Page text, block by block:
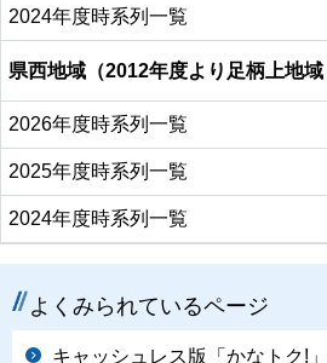
2024年度時系列一覧
県西地域（2012年度より足柄上地域
2026年度時系列一覧
2025年度時系列一覧
2024年度時系列一覧
よくみられているページ
キャッシュレス版「かなトク!